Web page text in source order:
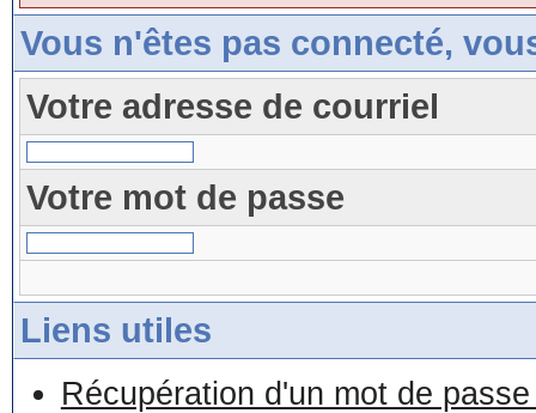
Vous n'êtes pas connecté,
Votre adresse de courriel
Votre mot de passe
Liens utiles
Récupération d'un mot de